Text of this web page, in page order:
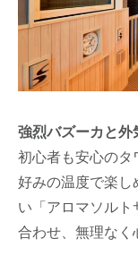
強烈バズーカと外
初心者も安心のタ
好みの温度で楽し
い「アロマソルト
合わせ、無理なく